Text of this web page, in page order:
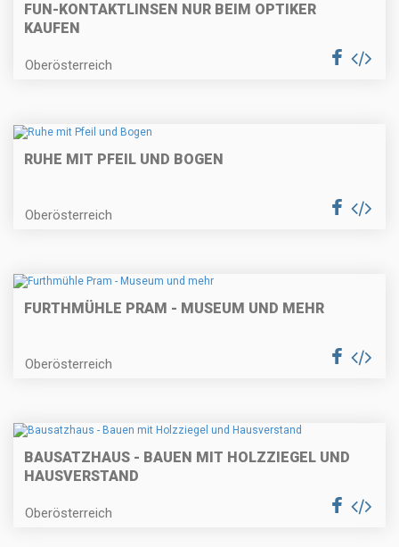
FUN-KONTAKTLINSEN NUR BEIM OPTIKER
KAUFEN
Oberösterreich
RUHE MIT PFEIL UND BOGEN
Oberösterreich
FURTHMÜHLE PRAM - MUSEUM UND MEHR
Oberösterreich
BAUSATZHAUS - BAUEN MIT HOLZZIEGEL UND
HAUSVERSTAND
Oberösterreich